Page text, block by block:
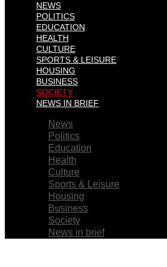
NEWS
POLITICS
EDUCATION
HEALTH
CULTURE
SPORTS & LEISURE
HOUSING
BUSINESS
SOCIETY
NEWS IN BRIEF
News
Politics
Education
Health
Culture
Sports & Leisure
Housing
Business
Society
News in brief